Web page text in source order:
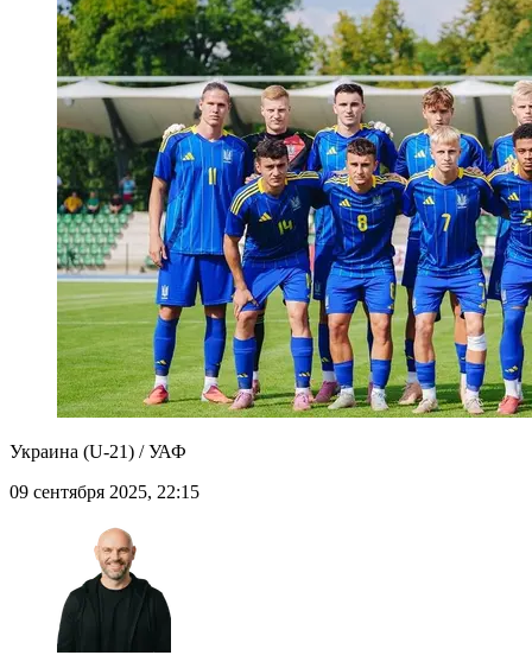
Украина (U-21) / УАФ
09 сентября 2025, 22:15